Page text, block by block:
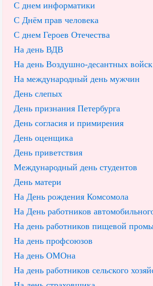
С днем информатики
С Днём прав человека
С днем Героев Отечества
На день ВДВ
На день Воздушно-десантных войск
На международный день мужчин
День слепых
День признания Петербурга
День согласия и примирения
День оценщика
День приветствия
Международный день студентов
День матери
На День рождения Комсомола
На День работников
На день работников пищевой
На день профсоюзов
На день ОМОна
На день работников сельского